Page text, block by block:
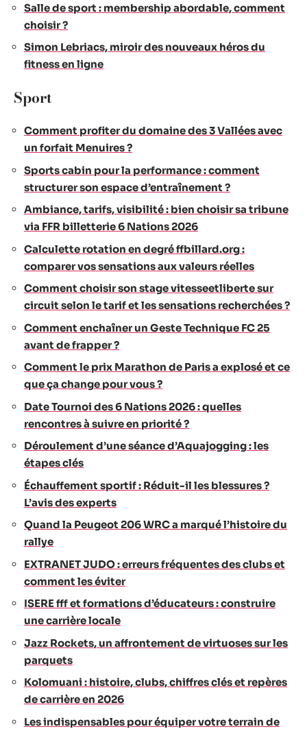
Salle de sport : membership abordable, comment
choisir ?
Simon Lebriacs, miroir des nouveaux héros du
fitness en ligne
Sport
Comment profiter du domaine des 3 Vallées avec
un forfait Menuires ?
Sports cabin pour la performance : comment
structurer son espace d’entraînement ?
Ambiance, tarifs, visibilité : bien choisir sa tribune
via FFR billetterie 6 Nations 2026
Calculette rotation en degré ffbillard.org :
comparer vos sensations aux valeurs réelles
Comment choisir son stage vitesseetliberte sur
circuit selon le tarif et les sensations recherchées ?
Comment enchaîner un Geste Technique FC 25
avant de frapper ?
Comment le prix Marathon de Paris a explosé et ce
que ça change pour vous ?
Date Tournoi des 6 Nations 2026 : quelles
rencontres à suivre en priorité ?
Déroulement d’une séance d’Aquajogging : les
étapes clés
Échauffement sportif : Réduit-il les blessures ?
L’avis des experts
Quand la Peugeot 206 WRC a marqué l’histoire du
rallye
EXTRANET JUDO : erreurs fréquentes des clubs et
comment les éviter
ISERE fff et formations d’éducateurs : construire
une carrière locale
Jazz Rockets, un affrontement de virtuoses sur les
parquets
Kolomuani : histoire, clubs, chiffres clés et repères
de carrière en 2026
Les indispensables pour équiper votre terrain de